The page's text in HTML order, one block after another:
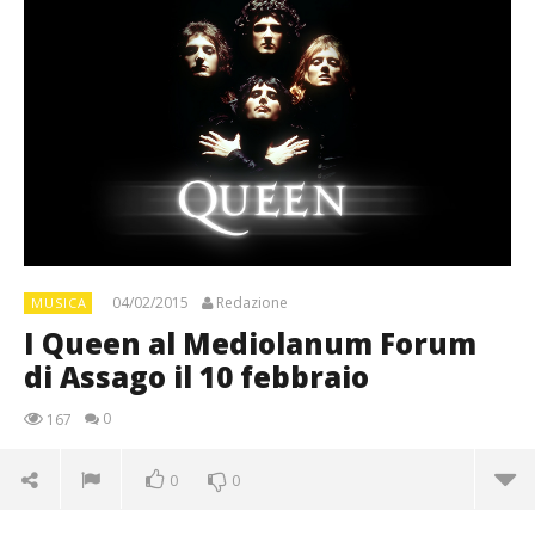
MUSICA 04/02/2015 Redazione
I Queen al Mediolanum Forum
di Assago il 10 febbraio
167 0
0 0